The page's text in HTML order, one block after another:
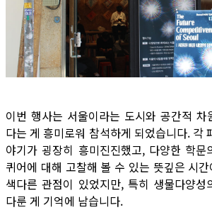
이번 행사는 서울이라는 도시와 공간적 차
다는 게 흥미로워 참석하게 되었습니다. 각
야기가 굉장히 흥미진진했고, 다양한 학
퀴어에 대해 고찰해 볼 수 있는 뜻깊은 시
색다른 관점이 있었지만, 특히 생물다양성
다룬 게 기억에 남습니다.